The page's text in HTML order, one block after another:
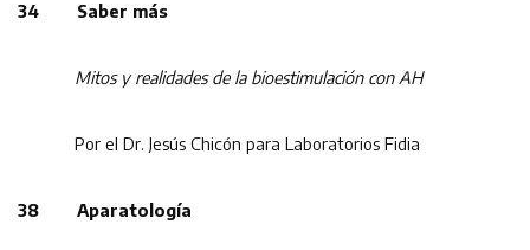
34 Saber más
Mitos y realidades de la bioestimulación con AH
Por el Dr. Jesús Chicón para Laboratorios Fidia
38 Aparatología